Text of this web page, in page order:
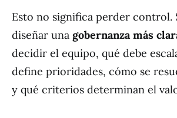
Esto no significa perder control.
diseñar una gobernanza más
decidir el equipo, qué debe
define prioridades, cómo se
y qué criterios determinan el